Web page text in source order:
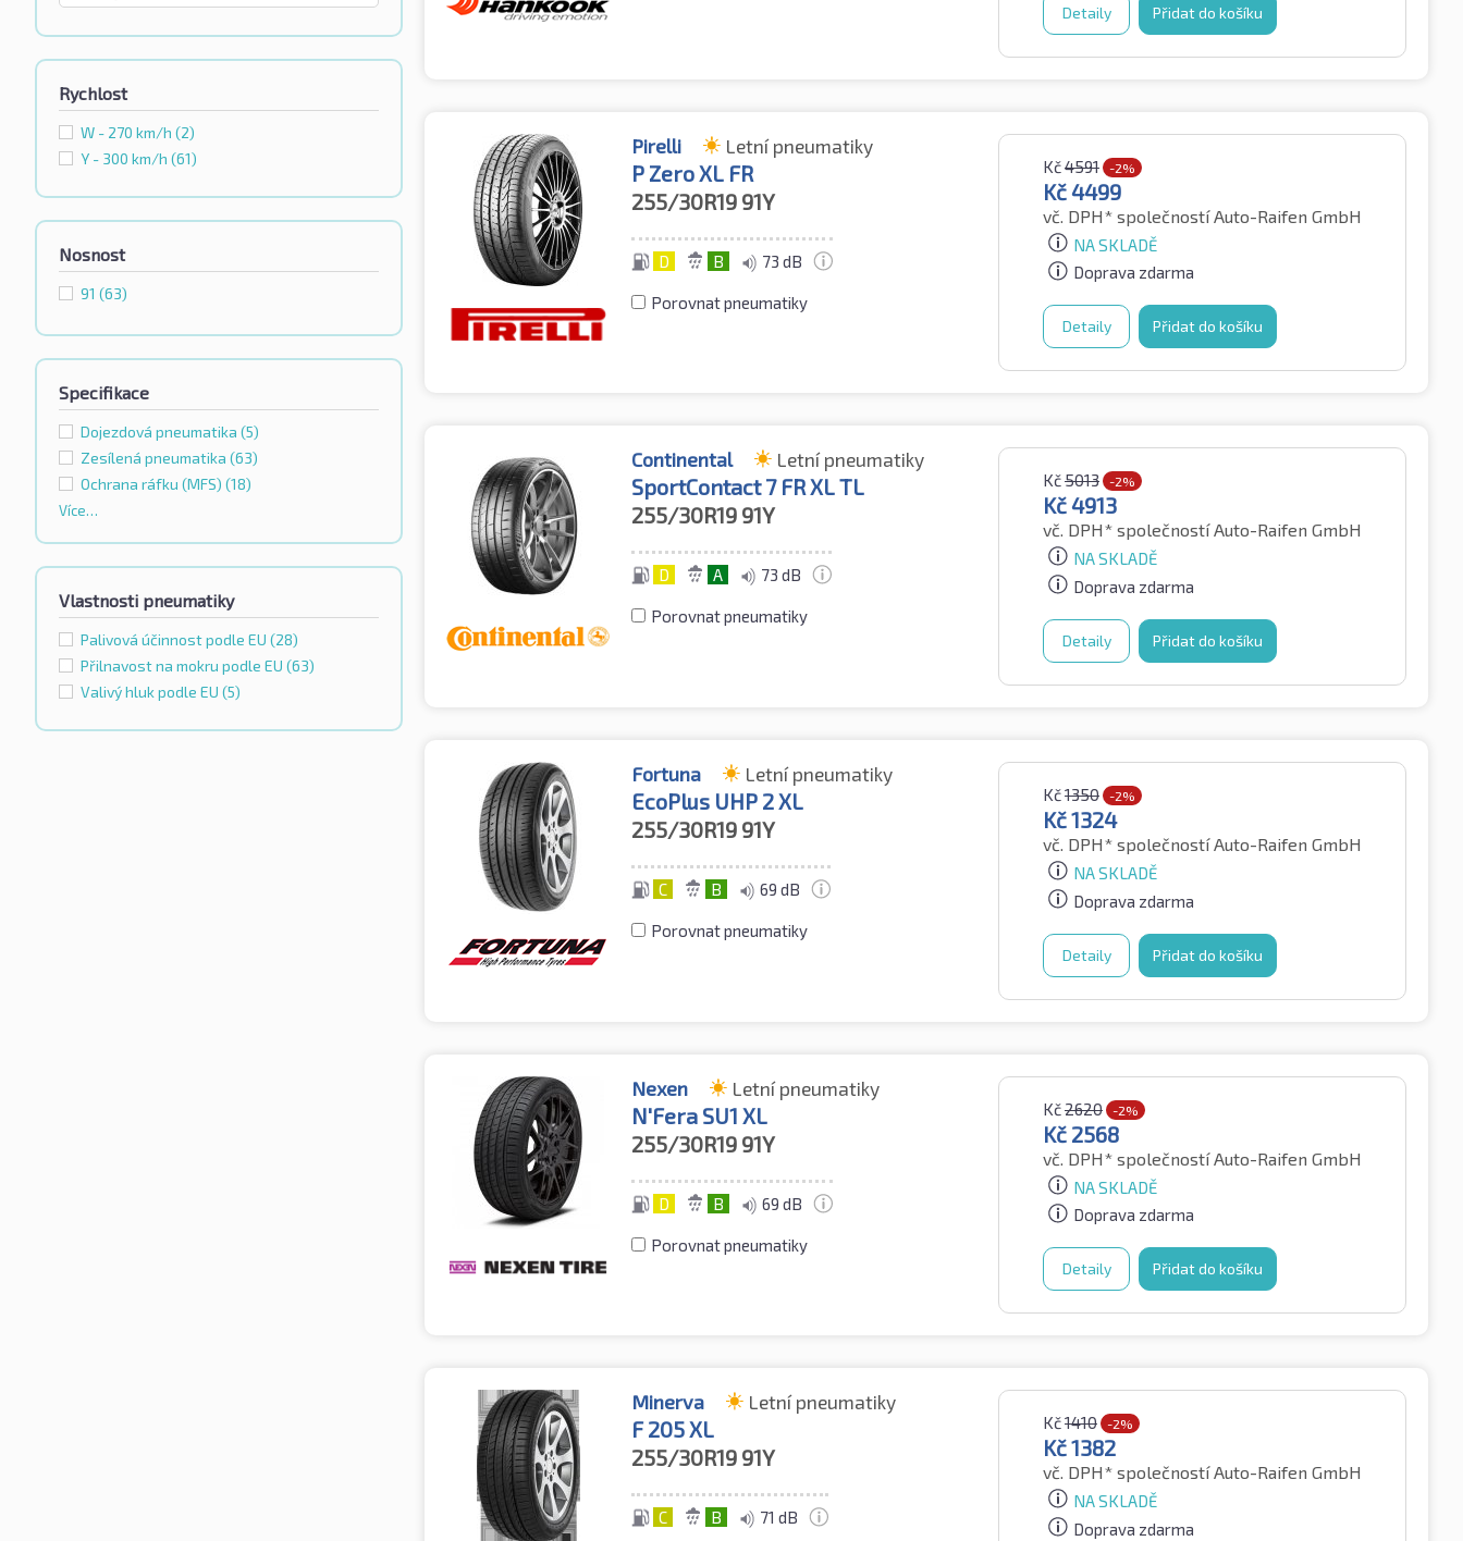
Rychlost
W - 270 km/h (2)
Y - 300 km/h (61)
Nosnost
91 (63)
Specifikace
Dojezdová pneumatika (5)
Zesílená pneumatika (63)
Ochrana ráfku (MFS) (18)
Více…
Vlastnosti pneumatiky
Palivová účinnost podle EU (28)
Přilnavost na mokru podle EU (63)
Valivý hluk podle EU (5)
Detaily Přidat do košíku
Pirelli Letní pneumatiky
P Zero XL FR
255/30R19 91Y
D B 73 dB
Porovnat pneumatiky
Kč4591 -2%
Kč4499
vč. DPH* společností Auto-Raifen GmbH
NA SKLADĚ
Doprava zdarma
Detaily Přidat do košíku
Continental Letní pneumatiky
SportContact 7 FR XL TL
255/30R19 91Y
D A 73 dB
Porovnat pneumatiky
Kč5013 -2%
Kč4913
vč. DPH* společností Auto-Raifen GmbH
NA SKLADĚ
Doprava zdarma
Detaily Přidat do košíku
Fortuna Letní pneumatiky
EcoPlus UHP 2 XL
255/30R19 91Y
C B 69 dB
Porovnat pneumatiky
Kč1350 -2%
Kč1324
vč. DPH* společností Auto-Raifen GmbH
NA SKLADĚ
Doprava zdarma
Detaily Přidat do košíku
Nexen Letní pneumatiky
N'Fera SU1 XL
255/30R19 91Y
D B 69 dB
Porovnat pneumatiky
Kč2620 -2%
Kč 2568
vč. DPH* společností Auto-Raifen GmbH
NA SKLADĚ
Doprava zdarma
Detaily Přidat do košíku
Minerva Letní pneumatiky
F 205 XL
255/30R19 91Y
C B 71 dB
Kč1410 -2%
Kč1382
vč. DPH* společností Auto-Raifen GmbH
NA SKLADĚ
Doprava zdarma